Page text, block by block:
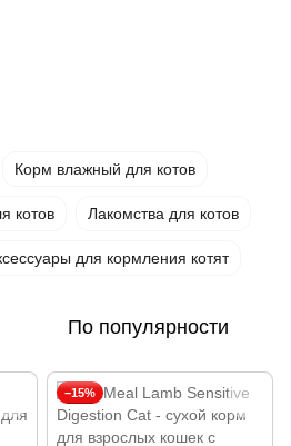
Корм влажный для котов
котов Лакомства для котов
для кормления котят
По популярности
−15%